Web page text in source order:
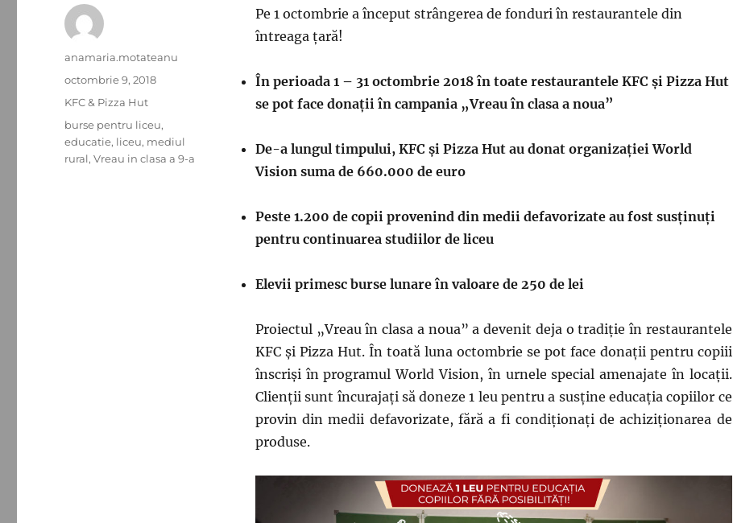
Pe 1 octombrie a început strângerea de fonduri în restaurantele din
întreaga țară!
În perioada 1 – 31 octombrie 2018 în toate restaurantele KFC și Pizza Hut
se pot face donații în campania „Vreau în clasa a noua”
De-a lungul timpului, KFC și Pizza Hut au donat organizației World
Vision suma de 660.000 de euro
Peste 1.200 de copii provenind din medii defavorizate au fost susținuți
pentru continuarea studiilor de liceu
Elevii primesc burse lunare în valoare de 250 de lei
Proiectul „Vreau în clasa a noua” a devenit deja o tradiție în restaurantele
KFC și Pizza Hut. În toată luna octombrie se pot face donații pentru copiii
înscriși în programul World Vision, în urnele special amenajate în locații.
Clienţii sunt încurajați să doneze 1 leu pentru a susține educația copiilor ce
provin din medii defavorizate, fără a fi condiționați de achiziționarea de
produse.
Autor
anamaria.motateanu
Publicat
octombrie 9, 2018
Categorii
KFC & Pizza Hut
Etichete
burse pentru liceu,
educatie, liceu, mediul
rural,Vreau in clasa a 9-a